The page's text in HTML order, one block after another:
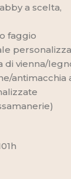
a scelta,
faggio
di vienna/
antimacchia